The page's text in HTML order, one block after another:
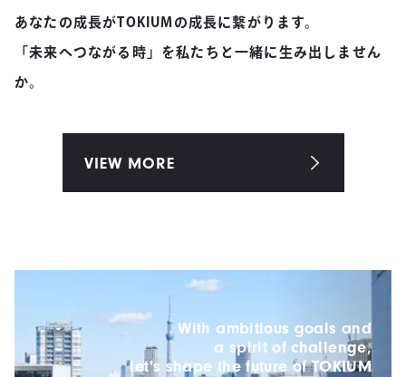
あなたの成長がTOKIUMの成長に繋がります。
「未来へつながる時」を私たちと一緒に生み出しません
か。
VIEW MORE
With ambitious goals and
a spirit of challenge,
let's shape the future of TOKIUM